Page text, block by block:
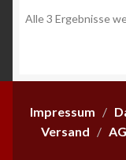
Alle 3 Ergebnisse
Impressum /
Versand /